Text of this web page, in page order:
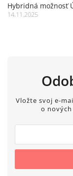
14.11.2025
Hybridná možnosť
Vložte svoj e-
o